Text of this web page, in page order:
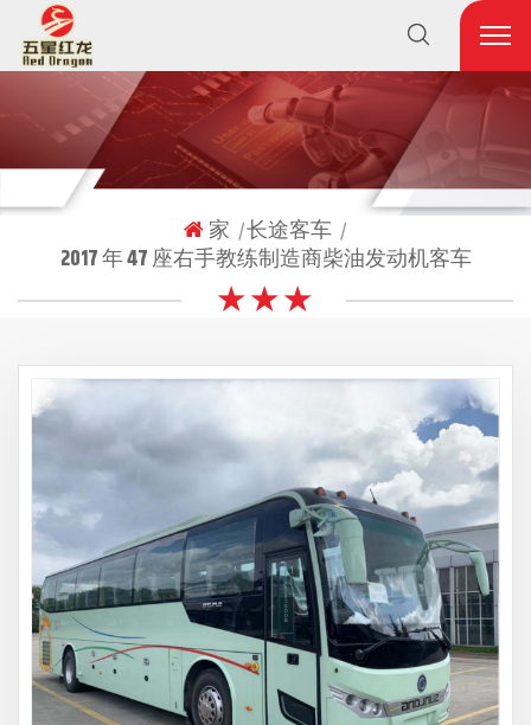
家 | 长途客车 |
2017 年 47 座右手教练制造商柴油发动机客车
★ ★ ★